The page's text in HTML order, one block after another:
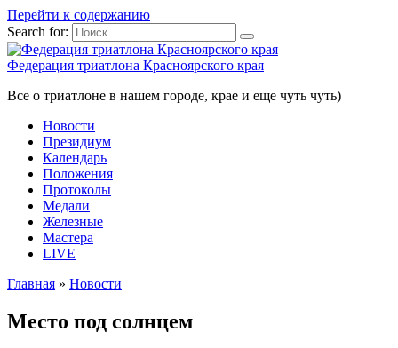
Перейти к содержанию
Search for:
Федерация триатлона Красноярского края
Все о триатлоне в нашем городе, крае и еще чуть чуть)
Новости
Президиум
Календарь
Положения
Протоколы
Медали
Железные
Мастера
LIVE
Главная » Новости
Место под солнцем